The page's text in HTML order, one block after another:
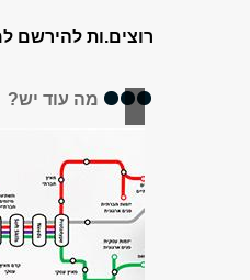
רוצים.ות להירשם
מה עוד יש?